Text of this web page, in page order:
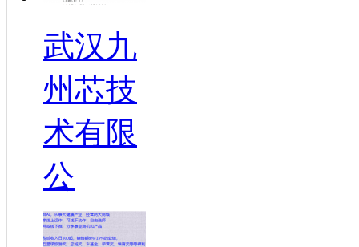
武汉九
州芯技
术有限
公